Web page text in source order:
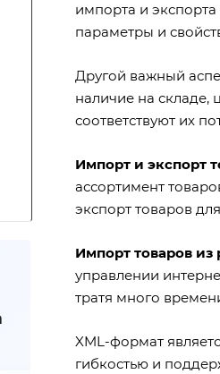
импорта и
параметры и
Другой важный
наличие на складе,
соответствуют их
Импорт и экспорт
ассортимент
экспорт товаров
Импорт товаров
управлении
тратя много
XML-формат
гибкостью и